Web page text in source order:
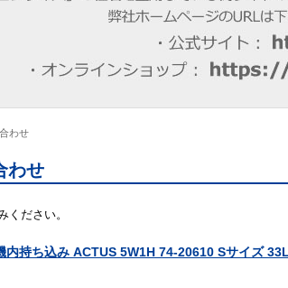
わせ
わせ
ください。
内持ち込み ACTUS 5W1H 74-20610 Sサイズ